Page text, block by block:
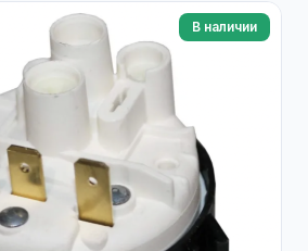
В наличии